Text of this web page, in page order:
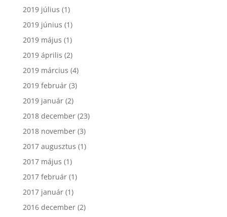
2019 július (1)
2019 június (1)
2019 május (1)
2019 április (2)
2019 március (4)
2019 február(3)
2019 január(2)
2018 december(23)
2018 november(3)
2017 augusztus (1)
2017 május (1)
2017 február(1)
2017 január(1)
2016 december(2)